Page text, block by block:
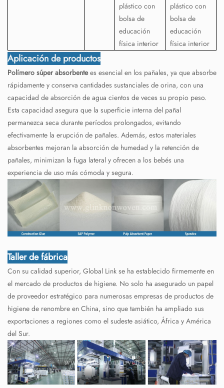
plástico con
bolsa de
educación
física interior
plástico con
bolsa de
educación
física interior
Aplicación de productos
Polímero súper absorbentees esencial en los pañales, ya que absorbe
rápidamente y conserva cantidades sustanciales de orina, con una
capacidad de absorción de agua cientos de veces su propio peso.
Esta capacidad asegura que la superficie interna del pañal
permanezca seca durante períodos prolongados, evitando
efectivamente la erupción de pañales. Además, estos materiales
absorbentes mejoran la absorción de humedad y la retención de
pañales, minimizan la fuga lateral y ofrecen a los bebés una
experiencia de uso más cómoda y segura.
Taller de fábrica
Con su calidad superior, Global Link se ha establecido firmemente en
el mercado de productos de higiene. No solo ha asegurado un papel
de proveedor estratégico para numerosas empresas de productos de
higiene de renombre en China, sino que también ha ampliado sus
exportaciones a regiones como el sudeste asiático, África y América
del Sur.